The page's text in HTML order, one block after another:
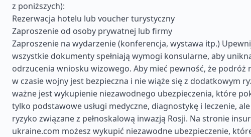
z poniższych):
Rezerwacja hotelu lub voucher turystyczny
Zaproszenie od osoby prywatnej lub firmy
Zaproszenie na wydarzenie (konferencja, wystawa itp.)
wszystkie dokumenty spełniają wymogi konsularne, aby
odrzucenia wniosku wizowego. Aby mieć pewność, że podróż
w czasie wojny jest bezpieczna i nie wiąże się z dodatkowym
ważne jest wykupienie niezawodnego ubezpieczenia, które
tylko podstawowe usługi medyczne, diagnostykę i leczenie,
ryzyko związane z pełnoskalową inwazją Rosji. Na stronie
ukraine.com możesz wykupić niezawodne ubezpieczenie,